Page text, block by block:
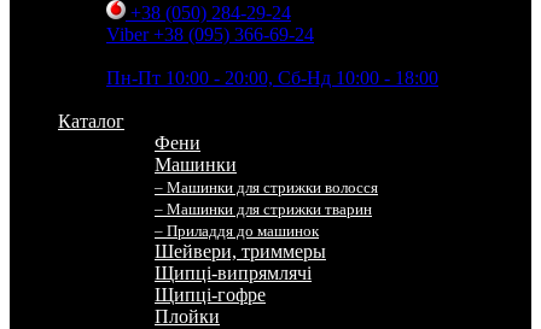
+38 (050) 284-29-24
Viber +38 (095) 366-69-24
Пн-Пт 10:00 - 20:00, Сб-Нд 10:00 - 18:00
Каталог
Фени
Машинки
– Машинки для стрижки волосся
– Машинки для стрижки тварин
– Приладдя до машинок
Шейвери, триммеры
Щипці-випрямлячі
Щипці-гофре
Плойки